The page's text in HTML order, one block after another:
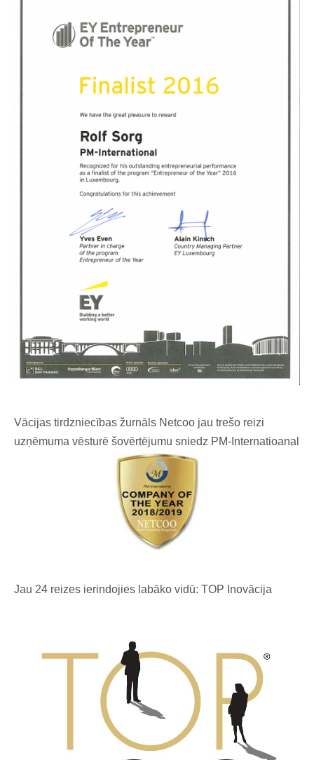
Vācijas tirdzniecības žurnāls Netcoo jau trešo reizi
uzņēmuma vēsturē šovērtējumu sniedz PM-Internatioanal
Jau 24 reizes ierindojies labāko vidū: TOP Inovācija